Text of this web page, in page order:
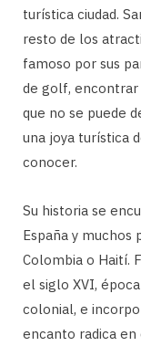
turística ciudad.
resto de los
famoso por sus
de golf, encontrar
que no se puede
una joya turística
conocer.
Su historia se
España y muchos
Colombia o Haití.
el siglo XVI,
colonial, e
encanto radica